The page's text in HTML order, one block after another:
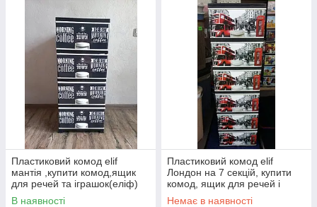
Пластиковий комод elif
мантія ,купити комод,ящик
для речей та іграшок(еліф)
В наявності
Пластиковий комод elif
Лондон на 7 секцій, купити
комод, ящик для речей і
іграшок (еліф)
Немає в наявності